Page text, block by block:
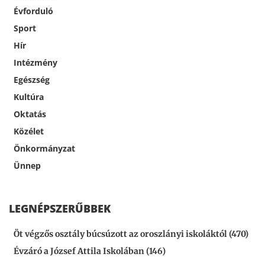
Évforduló
Sport
Hír
Intézmény
Egészség
Kultúra
Oktatás
Közélet
Önkormányzat
Ünnep
LEGNÉPSZERŰBBEK
Öt végzős osztály búcsúzott az oroszlányi iskoláktól (470)
Évzáró a József Attila Iskolában (146)